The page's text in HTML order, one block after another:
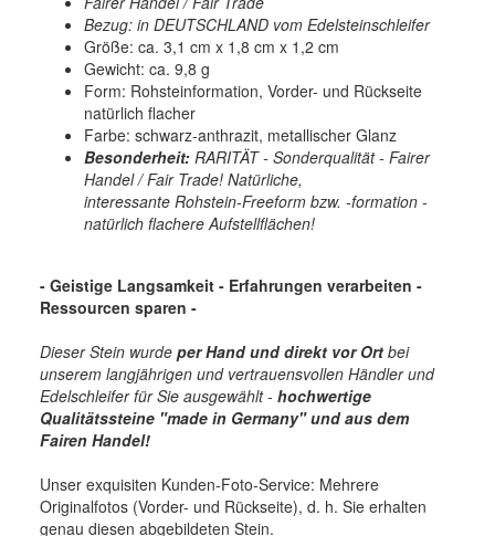
Bezug: in DEUTSCHLAND vom Edelsteinschleifer
Größe: ca. 3,1 cm x 1,8 cm x 1,2 cm
Gewicht: ca. 9,8 g
Form: Rohsteinformation, Vorder- und Rückseite
natürlich flacher
Farbe: schwarz-anthrazit, metallischer Glanz
Besonderheit: RARITÄT - Sonderqualität - Fairer
Handel / Fair Trade! Natürliche,
interessante Rohstein-Freeform bzw. -formation -
natürlich flachere Aufstellflächen!
- Geistige Langsamkeit - Erfahrungen verarbeiten -
Ressourcen sparen -
Dieser Stein wurde per Hand und direkt vor Ort bei
unserem langjährigen und vertrauensvollen Händler und
Edelschleifer für Sie ausgewählt - hochwertige
Qualitätssteine "made in Germany" und aus dem
Fairen Handel!
Unser exquisiten Kunden-Foto-Service: Mehrere
Originalfotos (Vorder- und Rückseite), d. h. Sie erhalten
genau diesen abgebildeten Stein.